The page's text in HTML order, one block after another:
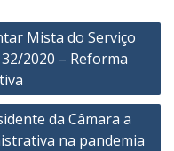
Mista do Serviço
2020 – Reforma
da Câmara a
na pandemia